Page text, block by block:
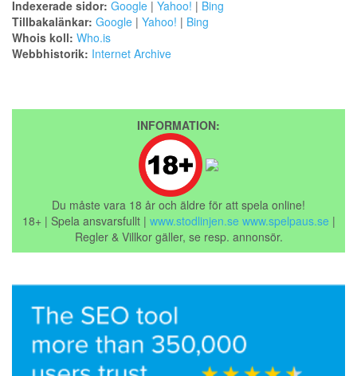
Indexerade sidor: Google | Yahoo! | Bing
Tillbakalänkar: Google | Yahoo! | Bing
Whois koll: Who.is
Webbhistorik: Internet Archive
INFORMATION:
Du måste vara 18 år och äldre för att spela online!
18+ | Spela ansvarsfullt | www.stodlinjen.se www.spelpaus.se |
Regler & Villkor gäller, se resp. annonsör.